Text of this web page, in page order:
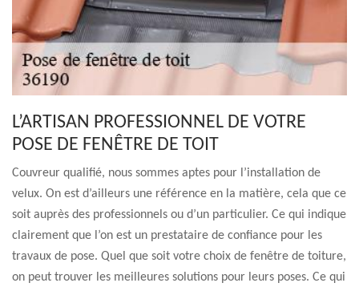
L’ARTISAN PROFESSIONNEL DE VOTRE
POSE DE FENÊTRE DE TOIT
Couvreur qualifié, nous sommes aptes pour l’installation de
velux. On est d’ailleurs une référence en la matière, cela que ce
soit auprès des professionnels ou d’un particulier. Ce qui indique
clairement que l’on est un prestataire de confiance pour les
travaux de pose. Quel que soit votre choix de fenêtre de toiture,
on peut trouver les meilleures solutions pour leurs poses. Ce qui